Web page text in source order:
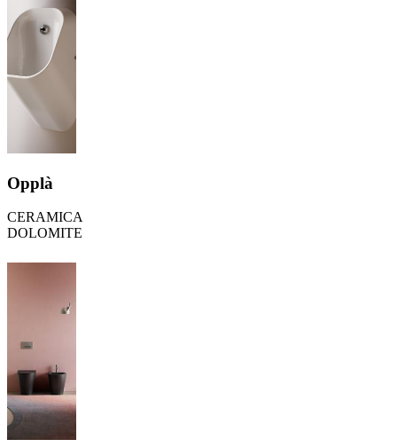
Opplà
CERAMICA
DOLOMITE